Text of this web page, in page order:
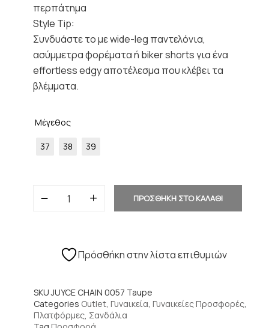
περπάτημα
Style Tip:
Συνδυάστε το με wide-leg παντελόνια,
ασύμμετρα φορέματα ή biker shorts για ένα
effortless edgy αποτέλεσμα που κλέβει τα
βλέμματα.
Μέγεθος
37 38 39
ΠΡΟΣΘΗΚΗ ΣΤΟ ΚΑΛΑΘΙ
Πρόσθήκη στην λίστα επιθυμιών
SKU JUYCE CHAIN 0057 Taupe
Categories Outlet, Γυναικεία, Γυναικείες Προσφορές,
Πλατφόρμες, Σανδάλια